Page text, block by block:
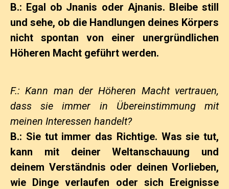
B.: Egal ob Jnanis oder Ajnanis. Bleibe still
und sehe, ob die Handlungen deines Körpers
nicht spontan von einer unergründlichen
Höheren Macht geführt werden.
F.: Kann man der Höheren Macht vertrauen,
dass sie immer in Übereinstimmung mit
meinen Interessen handelt?
B.: Sie tut immer das Richtige. Was sie tut,
kann mit deiner Weltanschauung und
deinem Verständnis oder deinen Vorlieben,
wie Dinge verlaufen oder sich Ereignisse